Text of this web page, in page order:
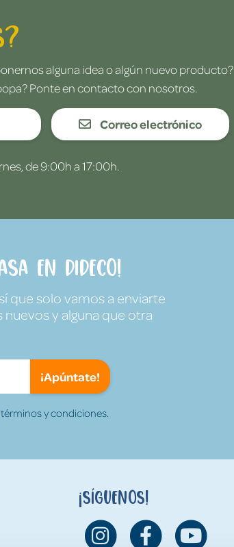
alguna idea o algún nuevo producto?
Ponte en contacto con nosotros.
Correo electrónico
de 9:00h a 17:00h.
en Dideco!
que solo vamos a enviarte
y alguna que otra
¡Apúntate!
términos y condiciones.
¡Síguenos!